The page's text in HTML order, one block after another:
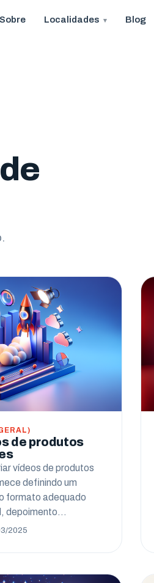
Sobre Localidades Blog
de produtos
vídeos de produtos
definindo um
formato adequado
depoimento…
2025